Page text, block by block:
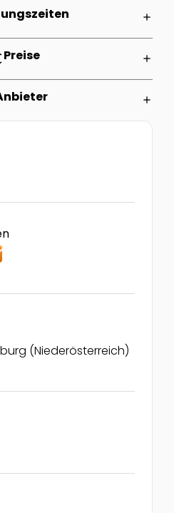
add
Preise add
add
(Niederösterreich)